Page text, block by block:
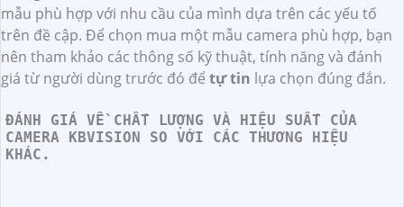
mẫu phù hợp với nhu cầu của mình dựa trên các yếu tố
trên đề cập. Để chọn mua một mẫu camera phù hợp, bạn
nên tham khảo các thông số kỹ thuật, tính năng và đánh
giá từ người dùng trước đó để tự tin lựa chọn đúng đắn.
ĐÁNH GIÁ VỀ CHẤT LƯỢNG VÀ HIỆU SUẤT CỦA
CAMERA KBVISION SO VỚI CÁC THƯƠNG HIỆU
KHÁC.